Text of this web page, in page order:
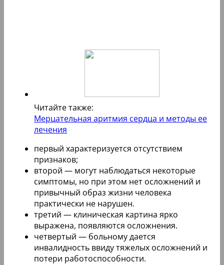
Читайте также:
Мерцательная аритмия сердца и методы ее
лечения
первый характеризуется отсутствием
признаков;
второй — могут наблюдаться некоторые
симптомы, но при этом нет осложнений и
привычный образ жизни человека
практически не нарушен.
третий — клиническая картина ярко
выражена, появляются осложнения.
четвертый — больному дается
инвалидность ввиду тяжелых осложнений и
потери работоспособности.